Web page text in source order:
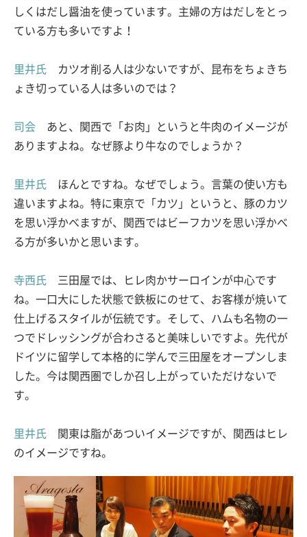
しくはだし醤油を使っています。主婦の方はだしをとっ
ている方も多いですよ！
里井氏
カツオ削る人は少ないですが、昆布をちょきち
ょき切っている人は多いのでは？
司会
あと、関西で「お肉」というと牛肉のイメージが
ありますよね。なぜ豚より牛なのでしょうか？
里井氏
ほんとですね。なぜでしょう。言葉の使い方も
違いますよね。特に東京で「カツ」というと、豚のカツ
を思い浮かべますが、関西ではビーフカツを思い浮かべ
る方が多いかと思います。
寺西氏
三田屋では、ヒレ肉かサーロインが中心です
ね。一口大にした状態で鉄板にのせて、お客様が焼いて
仕上げるスタイルが伝統です。そして、ハムも名物の一
つでドレッシングが合わさると美味しいですよ。先代が
ドイツに留学して本格的に学んで三田屋をオープンしま
した。今は関西圏でしか召し上がっていただけないで
す。
里井氏
関東は脂があついイメージですが、関西はヒレ
のイメージですね。